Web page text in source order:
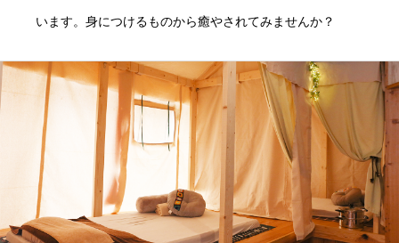
います。身につけるものから癒やされてみませんか？